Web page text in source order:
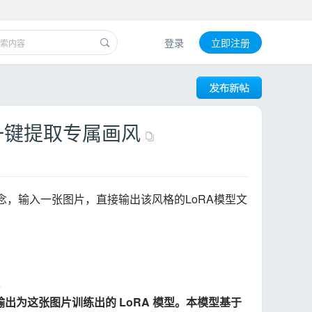
登录 立即注册
提取专属画风
，输入一张图片，直接输出该风格的LoRA模型文
为这张图片训练出的 LoRA 模型。本模型基于